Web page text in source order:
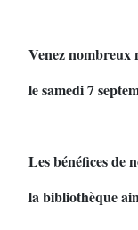
Venez nombreux
le samedi 7
Les bénéfices de
la bibliothèque